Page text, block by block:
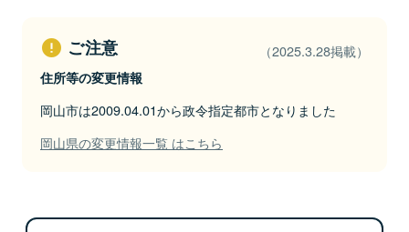
ご注意 （2025.3.28掲載）
住所等の変更情報
岡山市は2009.04.01から政令指定都市となりました
岡山県の変更情報一覧 はこちら